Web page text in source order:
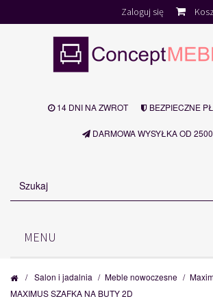
Zaloguj się
14 DNI NA ZWROT BEZPIECZNE
DARMOWA WYSYŁKA OD 2500
MENU
/ Salon i jadalnia / Meble nowoczesne /
MAXIMUS SZAFKA NA BUTY 2D